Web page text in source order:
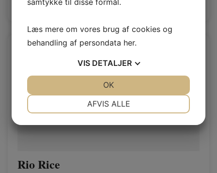
Log ind / Ny kunde
Rio Rice
Læs mere om vores brug af cookies og
behandling af persondata her.
VIS DETALJER
AFVIS ALLE
OK